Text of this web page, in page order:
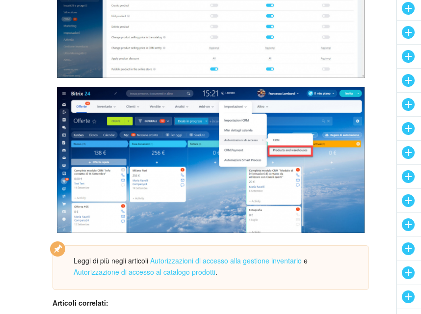
Leggi di più negli articoli Autorizzazioni di accesso alla gestione inventario e
Autorizzazione di accesso al catalogo prodotti.
Articoli correlati: